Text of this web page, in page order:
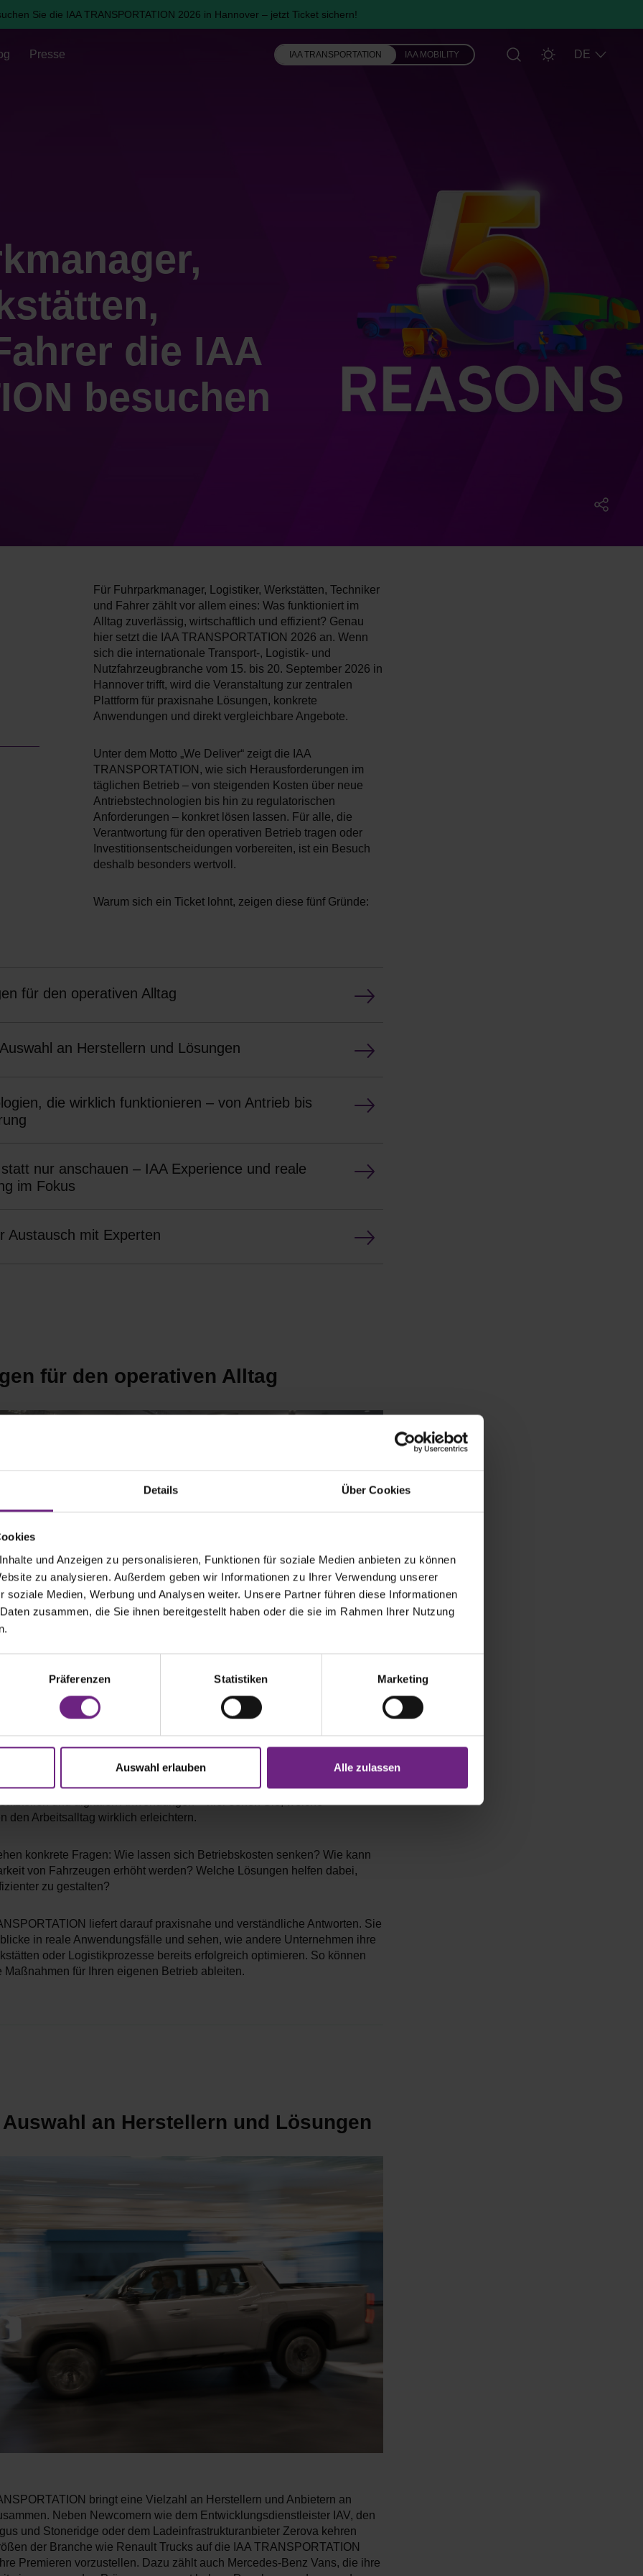
Details Über Cookies
und Anzeigen zu personalisieren, Funktionen für soziale Medien anbieten zu können
zu analysieren. Außerdem geben wir Informationen zu Ihrer Verwendung unserer
soziale Medien, Werbung und Analysen weiter. Unsere Partner führen diese Informationen
zusammen, die Sie ihnen bereitgestellt haben oder die sie im Rahmen Ihrer Nutzung
Präferenzen Statistiken Marketing
Auswahl erlauben Alle zulassen
Sie die IAA TRANSPORTATION 2026 in Hannover – jetzt Ticket sichern!
Presse IAA TRANSPORTATION IAA MOBILITY DE
die IAA
besuchen
Für Fuhrparkmanager, Logistiker, Werkstätten, Techniker
und Fahrer zählt vor allem eines: Was funktioniert im
Alltag zuverlässig, wirtschaftlich und effizient? Genau
hier setzt die IAA TRANSPORTATION 2026 an. Wenn
sich die internationale Transport-, Logistik- und
Nutzfahrzeugbranche vom 15. bis 20. September 2026 in
Hannover trifft, wird die Veranstaltung zur zentralen
Plattform für praxisnahe Lösungen, konkrete
Anwendungen und direkt vergleichbare Angebote.
Unter dem Motto „We Deliver“ zeigt die IAA
TRANSPORTATION, wie sich Herausforderungen im
täglichen Betrieb – von steigenden Kosten über neue
Antriebstechnologien bis hin zu regulatorischen
Anforderungen – konkret lösen lassen. Für alle, die
Verantwortung für den operativen Betrieb tragen oder
Investitionsentscheidungen vorbereiten, ist ein Besuch
deshalb besonders wertvoll.
Warum sich ein Ticket lohnt, zeigen diese fünf Gründe:
für den operativen Alltag
an Herstellern und Lösungen
nur anschauen – IAA Experience und reale
im Fokus
Austausch mit Experten
für den operativen Alltag
direkt im Betrieb einsetzbar sind. Von leichten und schweren
über Transporter und Vans, Anhänger, Auf- und Ausbauten bis hin zu
und digitalen Anwendungen – hier sehen Sie, welche
den Arbeitsalltag wirklich erleichtern.
konkrete Fragen: Wie lassen sich Betriebskosten senken? Wie kann
von Fahrzeugen erhöht werden? Welche Lösungen helfen dabei,
zu gestalten?
liefert darauf praxisnahe und verständliche Antworten. Sie
in reale Anwendungsfälle und sehen, wie andere Unternehmen ihre
oder Logistikprozesse bereits erfolgreich optimieren. So können
Maßnahmen für Ihren eigenen Betrieb ableiten.
an Herstellern und Lösungen
bringt eine Vielzahl an Herstellern und Anbietern an
Neben Newcomern wie dem Entwicklungsdienstleister IAV, den
und Stoneridge oder dem Ladeinfrastrukturanbieter Zerova kehren
der Branche wie Renault Trucks auf die IAA TRANSPORTATION
Premieren vorzustellen. Dazu zählt auch Mercedes-Benz Vans, die ihre